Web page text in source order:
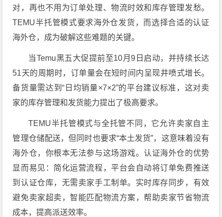
对，再也不用为订单处理、物流时效和库存管理发愁。
TEMU半托管模式要求海外仓发货，而选择合适的认证
海外仓，成为破解这些难题的关键。
当Temu黑五大促提前至10月9日启动，并持续长达
51天的周期时，订单量会在短时间内呈现井喷式增长。
备货量需达到“日均销量×7×2”的平台建议标准，这对卖
家的库存管理和发货能力提出了极高要求。
TEMU半托管模式与全托管不同，它允许卖家自主
管理仓储配送，但同时也要求“本土发货”，这意味着没有
海外仓，你根本无法参与这场游戏。认证海外仓的优势
显而易见：简化运营流程，平台会自动将订单免费推送
到认证仓库，无需卖家手工制单。实时库存同步，有效
避免卖家超卖，智能匹配物流方案，帮助卖家节省物流
成本，提高派送效率。